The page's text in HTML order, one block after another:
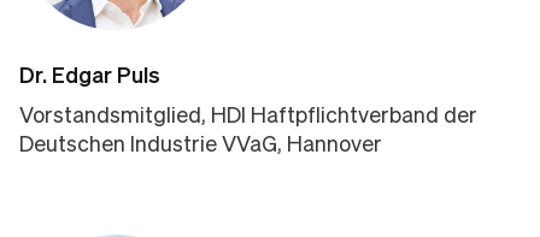
Dr. Edgar Puls
Vorstandsmitglied, HDI Haftpflichtverband der
Deutschen Industrie VVaG, Hannover